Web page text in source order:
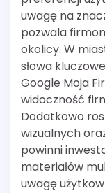
uwagę na
pozwala
okolicy. W
słowa
Google Moja
widoczność
Dodatkowo
wizualnych
powinni
materiałów
uwagę